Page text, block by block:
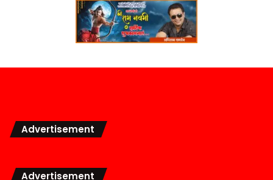
Advertisement
Advertisement